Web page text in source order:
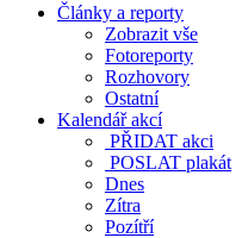
Články a reporty
Zobrazit vše
Fotoreporty
Rozhovory
Ostatní
Kalendář akcí
PŘIDAT akci
POSLAT plakát
Dnes
Zítra
Pozítří